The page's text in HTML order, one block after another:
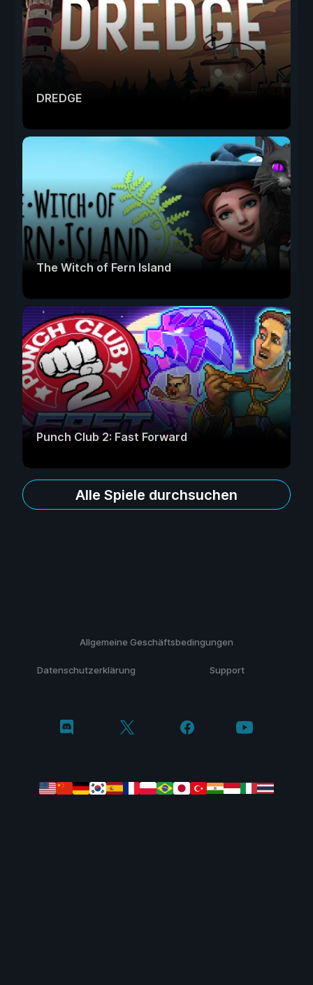
DREDGE
The Witch of Fern Island
Punch Club 2: Fast Forward
Alle Spiele durchsuchen
Allgemeine Geschäftsbedingungen
Datenschutzerklärung Support